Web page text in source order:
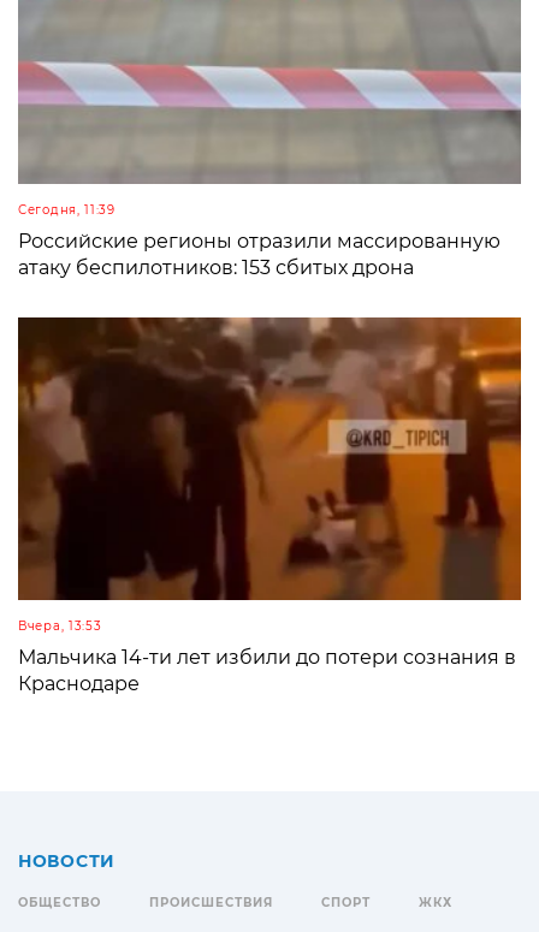
Сегодня, 11:39
Российские регионы отразили массированную
атаку беспилотников: 153 сбитых дрона
Вчера, 13:53
Мальчика 14-ти лет избили до потери сознания в
Краснодаре
НОВОСТИ
ОБЩЕСТВО ПРОИСШЕСТВИЯ СПОРТ ЖКХ